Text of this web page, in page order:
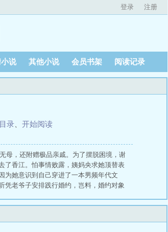
登录 注册
说 其他小说 会员书架 阅读记录
录
开始阅读
母，还附赠极品亲戚。为了摆脱困境，谢
了香江。怕事情败露，姨妈央求她顶替表
为她意识到自己穿进了一本男频年代文
凭老爷子安排践行婚约，岂料，婚约对象
，这就是纯纯的福利了。于是，谢葵一边
满，谢葵就等男主提离婚。谁知——一个